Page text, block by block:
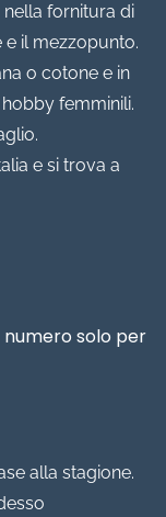
nella fornitura di
il mezzopunto.
o cotone e in
femminili.
e si trova a
numero solo per
alla stagione.